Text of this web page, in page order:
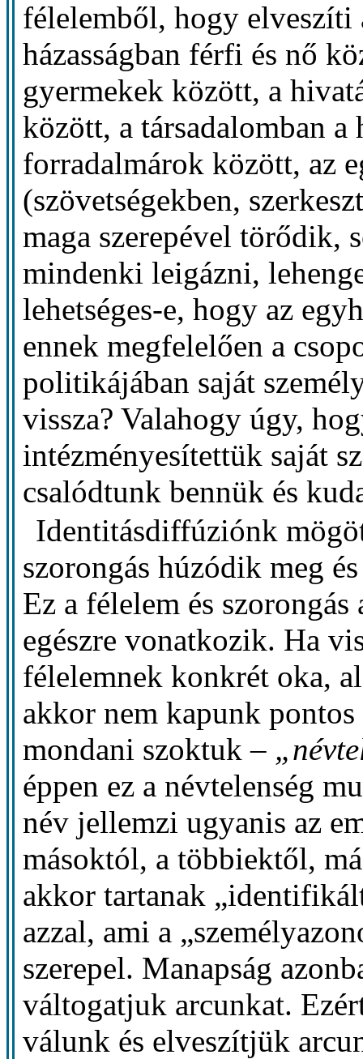
félelemből, hogy elveszíti
házasságban férfi és nő
gyermekek között, a
között, a társadalomban
forradalmárok között, az
(szövetségekben,
maga szerepével törődik,
mindenki leigázni,
lehetséges-e, hogy az
ennek megfelelően a
politikájában saját
vissza? Valahogy úgy,
intézményesítettük saját
csalódtunk bennük és
Identitásdiffúziónk
szorongás húzódik meg
Ez a félelem és szorongás
egészre vonatkozik. Ha
félelemnek konkrét oka,
akkor nem kapunk
mondani szoktuk –
éppen ez a névtelenség
név jellemzi ugyanis az
másoktól, a többiektől,
akkor tartanak
azzal, ami a
szerepel. Manapság
váltogatjuk arcunkat.
válunk és elveszítjük